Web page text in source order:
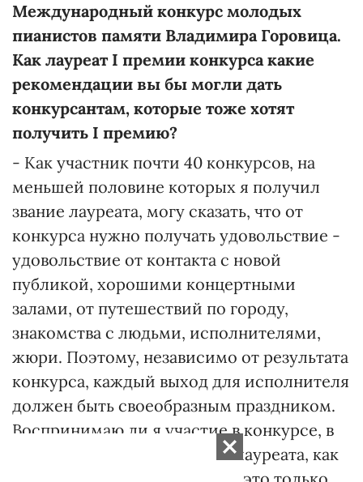
Международный конкурс молодых
пианистов памяти Владимира Горовица.
Как лауреат І премии конкурсакакие
рекомендации вы бы могли дать
конкурсантам, которые тоже хотят
получить І премию?
- Как участник почти 40 конкурсов, на
меньшей половине которых я получил
звание лауреата, могу сказать, что от
конкурса нужно получать удовольствие -
удовольствие от контакта с новой
публикой, хорошими концертными
залами, от путешествий по городу,
знакомства с людьми, исполнителями,
жюри. Поэтому, независимо от результата
конкурса, каждый выход для исполнителя
должен быть своеобразным праздником.
Воспринимаю ли я участие в конкурсе, в
котором не получил звание лауреата, как